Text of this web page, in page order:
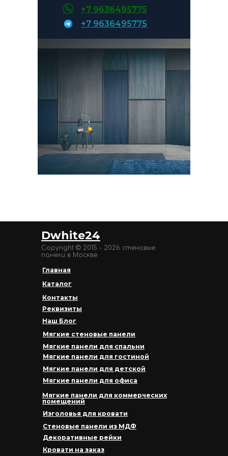
Возможна оплата наличными
или по безналичному расчёту.
+7 9636495775
+7 9636495775
Мягкие панели для коммерческих
помещений
Изголовья для кровати
Стеновые панели из МДФ
Декоративные рейки
Кровати на заказ
Мягкие стеновые панели
Мягкие панели для гостиной
Мягкие панели для детской
Мягкие панели для офиса
Мягкие панели для спальни
Главная
Каталог
Контакты
Реквизиты
Наш Блог
Copyright © 2015 - 2026 стеновые
панели в Москве
Dwhite24